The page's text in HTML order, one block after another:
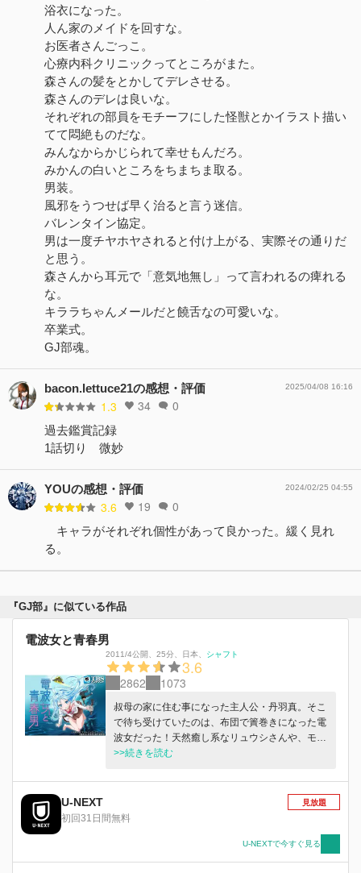
浴衣になった。
人ん家のメイドを回すな。
お医者さんごっこ。
心療内科クリニックってところがまた。
森さんの髪をとかしてデレさせる。
森さんのデレは良いな。
それぞれの部員をモチーフにした怪獣とかイラスト描い
てて悶絶ものだな。
みんなからかじられて幸せもんだろ。
みかんの白いところをちまちま取る。
男装。
風邪をうつせば早く治ると言う迷信。
バレンタイン協定。
男は一度チヤホヤされると付け上がる、実際その通りだ
と思う。
森さんから耳元で「意気地無し」って言われるの痺れる
な。
キララちゃんメールだと饒舌なの可愛いな。
卒業式。
GJ部魂。
bacon.lettuce21の感想・評価
1.3 34 0
2025/04/08 16:16
過去鑑賞記録
1話切り 微妙
YOUの感想・評価
3.6 19 0
2024/02/25 04:55
キャラがそれぞれ個性があって良かった。緩く見れ
る。
『GJ部』に似ている作品
電波女と青春男
2011/4公開 25分 日本 シャフト
3.6
2862 1073
叔母の家に住む事になった主人公・丹羽真。そこ
で待ち受けていたのは、布団で簀巻きになった電
波女だった！天然癒し系なリュウシさんや、モデ
ル体型のコスプレイヤー前川さんと青春を満喫…
しまう。
>>続きを読む
U-NEXT
初回31日間無料
見放題
U-NEXTで今すぐ見る